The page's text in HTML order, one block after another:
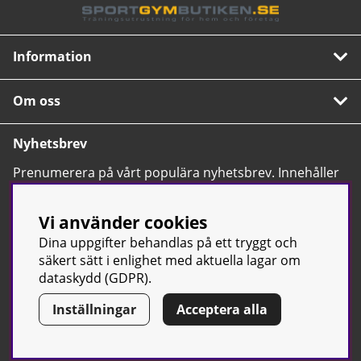
andningsfrekvens, menstruationscykel m.m.
Övriga funktioner: Telefonsamtal, AI-assistent, kalender,
kalkylator, timer, stopwatch, hitta telefon
Anslutning: GloryFitPRO-app (Android / iOS)
Information
Om oss
Nyhetsbrev
Prenumerera på vårt populära nyhetsbrev. Innehåller
tips, nyheter och våra allra bästa erbjudanden.
© Sport & Gym Butiken JTC AB | Kontakta oss| All rights reserved
| Org.nr: 556668-7058 | Tel: 0500-42 87 00
Vi använder cookies
Dina uppgifter behandlas på ett tryggt och
säkert sätt i enlighet med aktuella lagar om
dataskydd (GDPR).
Inställningar
Acceptera alla